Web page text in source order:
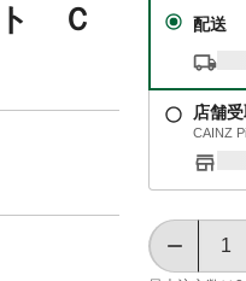
ト Ｃ
配送
店舗
CAINZ